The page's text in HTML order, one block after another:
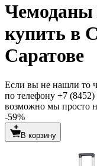
Чемоданы
купить в
Саратове
Если вы не нашли то
по телефону +7
возможно мы просто
-59%
В корзину